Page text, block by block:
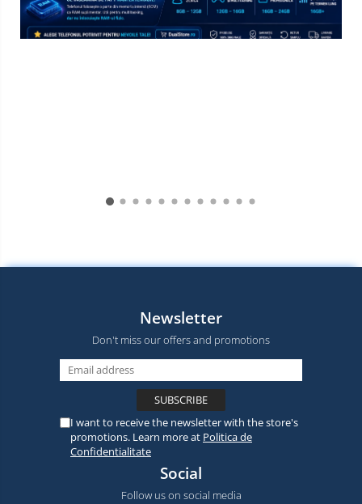
Newsletter
Don't miss our offers and promotions
I want to receive the newsletter with the store's
promotions. Learn more at Politica de
Confidentialitate
Social
Follow us on social media